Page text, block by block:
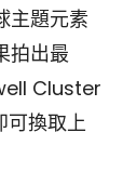
主題元素
拍出最
Cluster
可換取上